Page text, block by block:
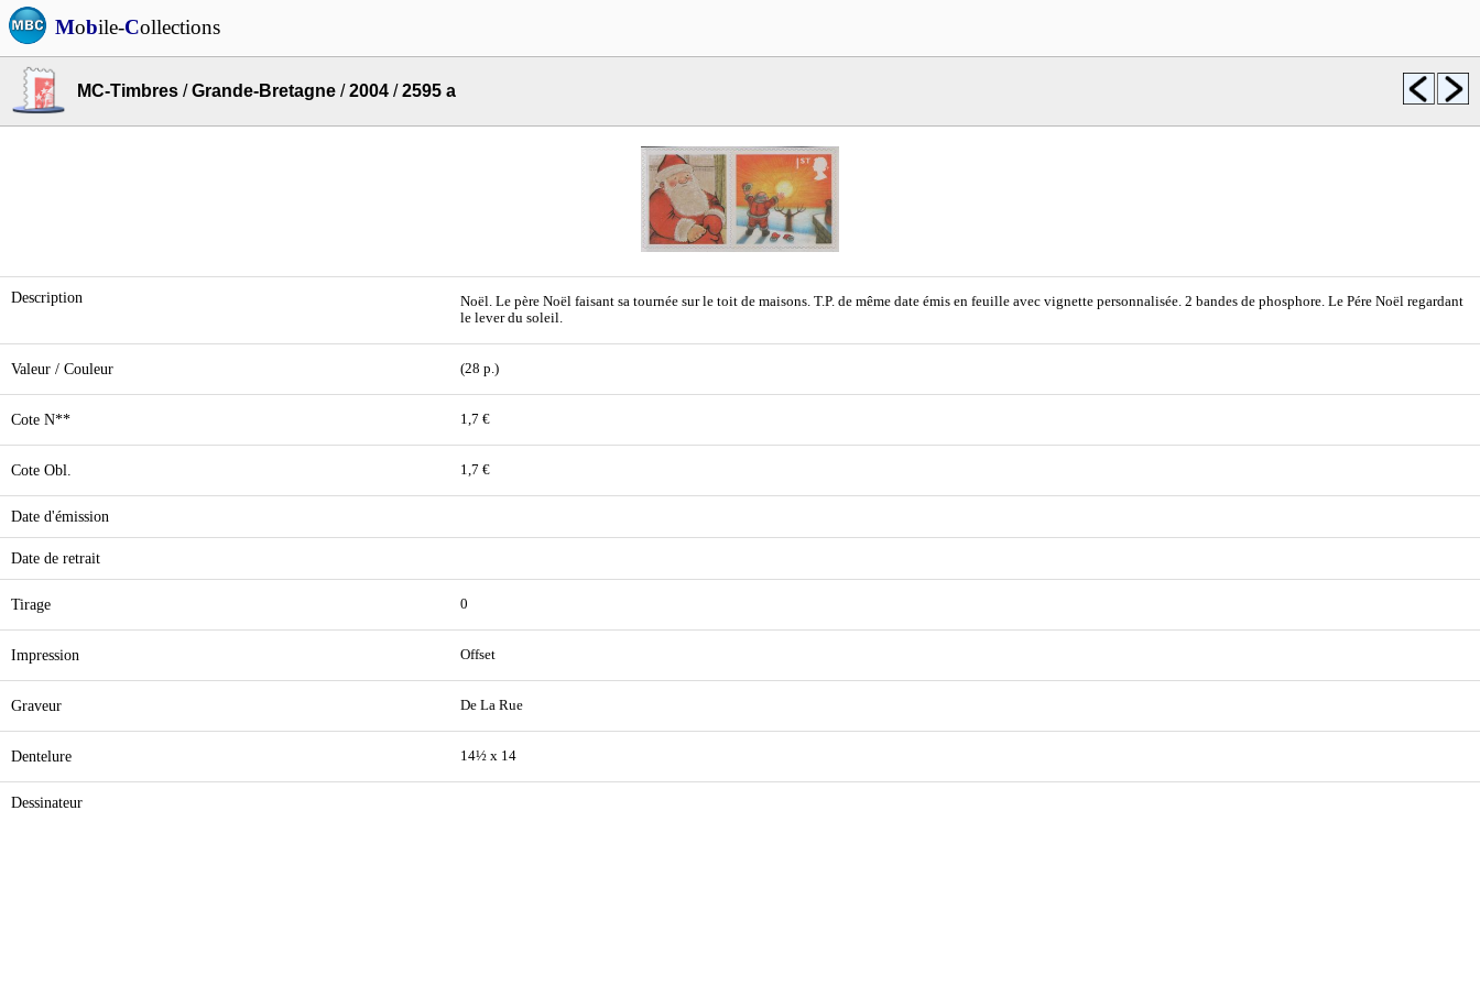
Mobile-Collections
MC-Timbres /Grande-Bretagne /2004 /2595 a
Description
Noël. Le père Noël faisant sa tournée sur le toit de maisons. T.P. de même date émis en feuille avec vignette personnalisée. 2 bandes de phosphore. Le Pére Noël regardant
le lever du soleil.
Valeur / Couleur (28 p.)
Cote N** 1,7 €
Cote Obl. 1,7 €
Date d'émission
Date de retrait
Tirage 0
Impression Offset
Graveur De La Rue
Dentelure 14½ x 14
Dessinateur